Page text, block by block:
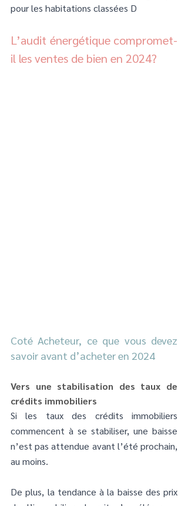
pour les habitations classées D
L’audit énergétique compromet-
il les ventes de bien en 2024?
Coté Acheteur, ce que vous devez
savoir avant d’acheter en 2024
Vers une stabilisation des taux de
crédits immobiliers
Si les taux des crédits immobiliers
commencent à se stabiliser, une baisse
n’est pas attendue avant l’été prochain,
au moins.
De plus, la tendance à la baisse des prix